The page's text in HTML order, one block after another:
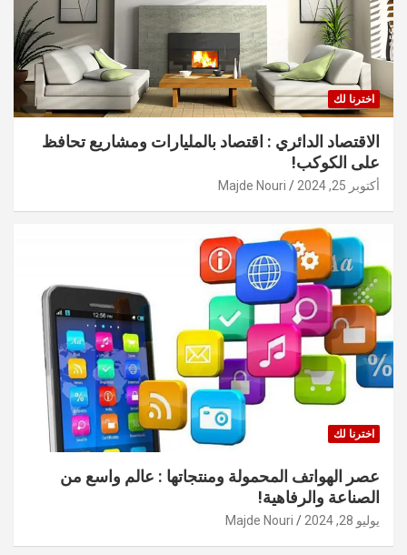
اخترنا لك
الاقتصاد الدائري : اقتصاد بالمليارات ومشاريع تحافظ
على الكوكب!
أكتوبر 25, 2024 Majde Nouri
اخترنا لك
عصر الهواتف المحمولة ومنتجاتها : عالم واسع من
الصناعة والرفاهية!
يوليو 28, 2024 Majde Nouri